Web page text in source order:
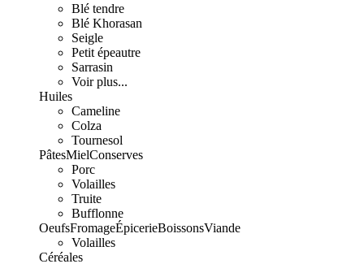
Blé tendre
Blé Khorasan
Seigle
Petit épeautre
Sarrasin
Voir plus...
Huiles
Cameline
Colza
Tournesol
PâtesMielConserves
Porc
Volailles
Truite
Bufflonne
OeufsFromageÉpicerieBoissonsViande
Volailles
Céréales